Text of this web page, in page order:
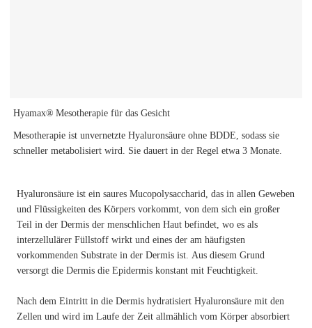
Hyamax® Mesotherapie für das Gesicht
Mesotherapie ist unvernetzte Hyaluronsäure ohne BDDE, sodass sie
schneller metabolisiert wird. Sie dauert in der Regel etwa 3 Monate.
Hyaluronsäure ist ein saures Mucopolysaccharid, das in allen Geweben
und Flüssigkeiten des Körpers vorkommt, von dem sich ein großer
Teil in der Dermis der menschlichen Haut befindet, wo es als
interzellulärer Füllstoff wirkt und eines der am häufigsten
vorkommenden Substrate in der Dermis ist. Aus diesem Grund
versorgt die Dermis die Epidermis konstant mit Feuchtigkeit.
Nach dem Eintritt in die Dermis hydratisiert Hyaluronsäure mit den
Zellen und wird im Laufe der Zeit allmählich vom Körper absorbiert